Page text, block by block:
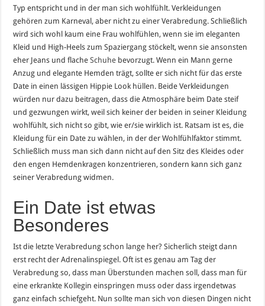
Typ entspricht und in der man sich wohlfühlt. Verkleidungen
gehören zum Karneval, aber nicht zu einer Verabredung. Schließlich
wird sich wohl kaum eine Frau wohlfühlen, wenn sie im eleganten
Kleid und High-Heels zum Spaziergang stöckelt, wenn sie ansonsten
eher Jeans und flacheSchuhe bevorzugt. Wenn ein Mann gerne
Anzug und elegante Hemden trägt, sollte er sich nicht für das erste
Date in einen lässigen Hippie Look hüllen. Beide Verkleidungen
würden nur dazu beitragen, dass die Atmosphäre beim Date steif
und gezwungen wirkt, weil sich keiner der beiden in seiner Kleidung
wohlfühlt, sich nicht so gibt, wie er/sie wirklich ist. Ratsam ist es, die
Kleidung für ein Date zu wählen, in der der Wohlfühlfaktor stimmt.
Schließlich muss man sich dann nicht auf den Sitz des Kleides oder
den engen Hemdenkragen konzentrieren, sondern kann sich ganz
seiner Verabredung widmen.
Ein Date ist etwas
Besonderes
Ist die letzte Verabredung schon lange her? Sicherlich steigt dann
erst recht der Adrenalinspiegel. Oft ist es genau am Tag der
Verabredung so, dass man Überstunden machen soll, dass man für
eine erkrankte Kollegin einspringen muss oder dass irgendetwas
ganz einfach schiefgeht. Nun sollte man sich von diesen Dingen nicht